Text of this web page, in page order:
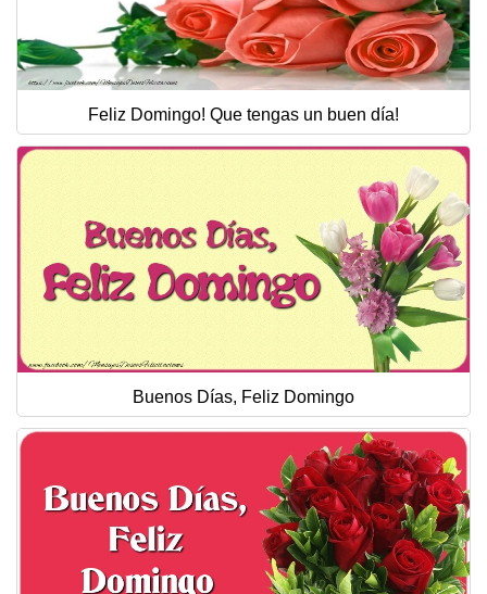
Feliz Domingo! Que tengas un buen día!
Buenos Días, Feliz Domingo